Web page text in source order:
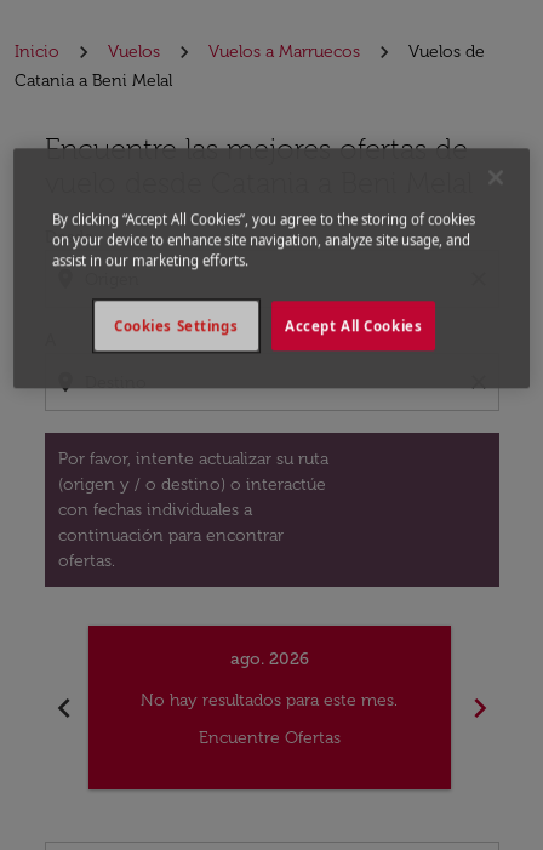
Inicio Vuelos Vuelos a Marruecos
Vuelos de
Catania a Beni Melal
Encuentre las mejores ofertas de
Desde
location_on close
Por favor, intente actualizar su ruta
(origen y / o destino) o interactúe
con fechas individuales a
continuación para encontrar
ofertas.
Por favor, intente actualizar su ruta (origen y / o
chevron_left
ago. 2026
No hay resultados para este mes.
Encuentre Ofertas
chevron_right
By clicking “Accept All Cookies”, you agree to the storing of cookies
on your device to enhance site navigation, analyze site usage, and
assist in our marketing efforts.
Accept All Cookies
Cookies Settings